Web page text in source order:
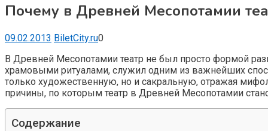
Почему в Древней Месопотамии
09.02.2013 BiletCity.ru0
В Древней Месопотамии театр не был просто формой
храмовыми ритуалами, служил одним из важнейших
только художественную, но и сакральную, отражая
причины, по которым театр в Древней Месопотамии
Содержание